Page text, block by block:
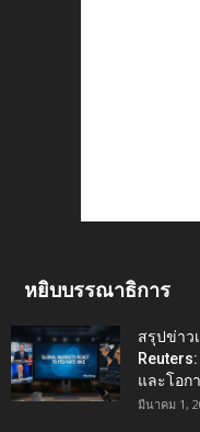
หยิบบรรณาธิการ
สรุปข่าว
และโอก
มีนาคม 1,